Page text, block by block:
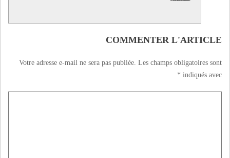
COMMENTER L'ARTICLE
Votre adresse e-mail ne sera pas publiée. Les champs obligatoires sont
indiqués avec
*